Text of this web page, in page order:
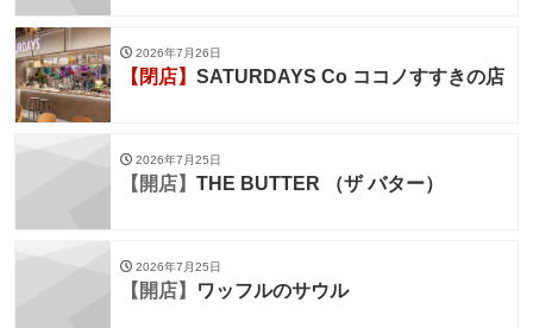
2026年7月26日
【閉店】 SATURDAYS Co ココノすすきの店
2026年7月25日
【開店】 THE BUTTER （ザ バター）
2026年7月25日
【開店】 ワッフルのサウル